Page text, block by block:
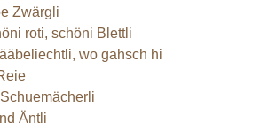
Zwärgli
roti, schöni Blettli
wo gahsch hi
Äntli